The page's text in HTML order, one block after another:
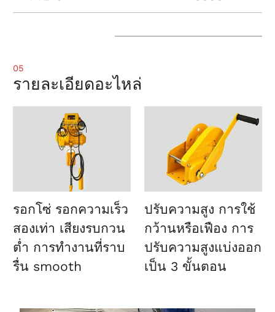
05
รายละเอียดอะไหล่
รอกโซ่ รอกความเร็ว
สองเท่า เสียงรบกวน
ต่ำ การทำงานที่ราบ
รื่น smooth
ปรับความสูง การใช้
กว้านหรือเฟือง การ
ปรับความสูงแบ่งออก
เป็น 3 ขั้นตอน